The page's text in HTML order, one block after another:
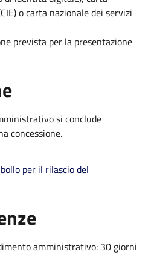
o carta nazionale dei servizi
prevista per la presentazione
si conclude
concessione.
per il rilascio del
amministrativo: 30 giorni